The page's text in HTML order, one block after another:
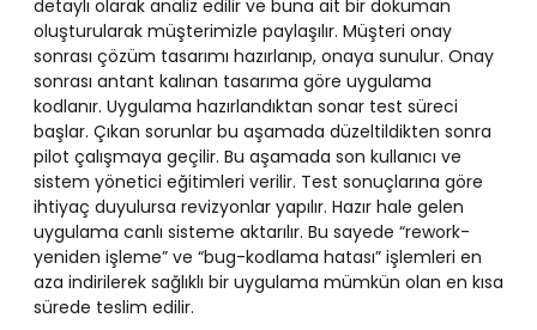
detaylı olarak analiz edilir ve buna ait bir doküman
oluşturularak müşterimizle paylaşılır. Müşteri onay
sonrası çözüm tasarımı hazırlanıp, onaya sunulur. Onay
sonrası antant kalınan tasarıma göre uygulama
kodlanır. Uygulama hazırlandıktan sonar test süreci
başlar. Çıkan sorunlar bu aşamada düzeltildikten sonra
pilot çalışmaya geçilir. Bu aşamada son kullanıcı ve
sistem yönetici eğitimleri verilir. Test sonuçlarına göre
ihtiyaç duyulursa revizyonlar yapılır. Hazır hale gelen
uygulama canlı sisteme aktarılır. Bu sayede “rework-
yeniden işleme” ve “bug-kodlama hatası” işlemleri en
aza indirilerek sağlıklı bir uygulama mümkün olan en kısa
sürede teslim edilir.